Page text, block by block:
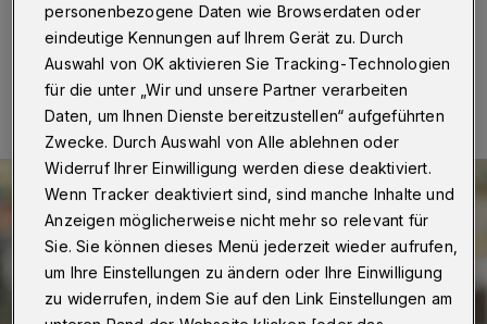
04.08.2022 , 12:11 Uhr Eine Minute Lesezeit
personenbezogene Daten wie Browserdaten oder
eindeutige Kennungen auf Ihrem Gerät zu. Durch
Auswahl von OK aktivieren Sie Tracking-Technologien
für die unter „Wir und unsere Partner verarbeiten
Daten, um Ihnen Dienste bereitzustellen“ aufgeführten
Zwecke. Durch Auswahl von Alle ablehnen oder
Widerruf Ihrer Einwilligung werden diese deaktiviert.
Wenn Tracker deaktiviert sind, sind manche Inhalte und
Anzeigen möglicherweise nicht mehr so relevant für
Sie. Sie können dieses Menü jederzeit wieder aufrufen,
um Ihre Einstellungen zu ändern oder Ihre Einwilligung
zu widerrufen, indem Sie auf den Link Einstellungen am